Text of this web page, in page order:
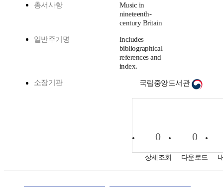
총서사항
Music in
nineteenth-
century Britain
일반주기명
Includes
bibliographical
references and
index.
소장기관 국립중앙도서관
0
상세조회
0
다운로드